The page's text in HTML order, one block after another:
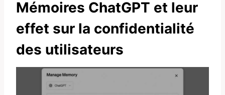
Mémoires ChatGPT et leur
effet sur la confidentialité
des utilisateurs